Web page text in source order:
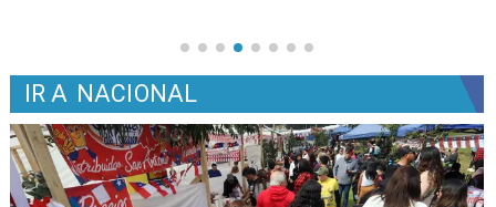
IR A NACIONAL